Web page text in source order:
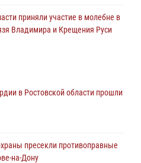
приняли участие в молебне в
Владимира и Крещения Руси
в Ростовской области прошли
охраны задержал
в Ростовской области прошли
пресекли противоправные
на-Дону